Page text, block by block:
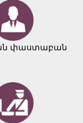
փաստաբան